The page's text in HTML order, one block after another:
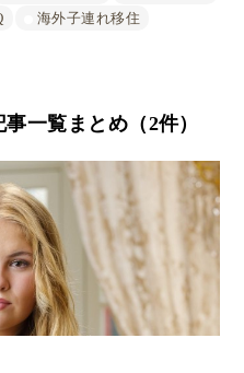
海外子連れ移住
一覧まとめ（2件）